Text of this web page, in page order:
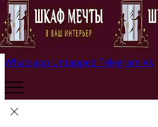
Whatsapp Untapped Telegram Vk